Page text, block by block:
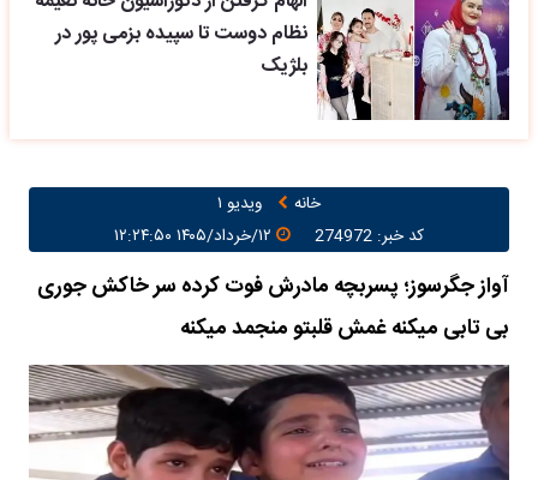
نظام دوست تا سپیده بزمی پور در
بلژیک
خانه
ویدیو ۱
کد خبر: 274972
آواز جگرسوز؛ پسربچه مادرش فوت کرده سر خاکش جوری
بی تابی میکنه غمش قلبتو منجمد میکنه